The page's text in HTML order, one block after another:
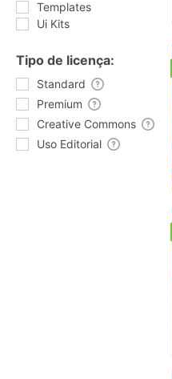
Templates
Ui Kits
Tipo de licença:
Standard
Premium
Creative Commons
Uso Editorial